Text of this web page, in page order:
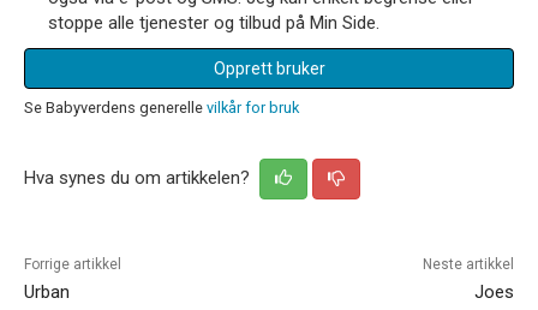
stoppe alle tjenester og tilbud på Min Side.
Opprett bruker
Se Babyverdens generelle vilkår for bruk
Hva synes du om artikkelen?
Forrige artikkel
Urban
Neste artikkel
Joes